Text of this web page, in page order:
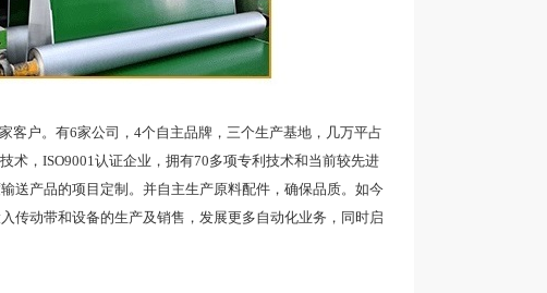
户。有6家公司，4个自主品牌，三个生产基地，几万平占
术，ISO9001认证企业，拥有70多项专利技术和当前较先进
送产品的项目定制。并自主生产原料配件，确保品质。如今
传动带和设备的生产及销售，发展更多自动化业务，同时启